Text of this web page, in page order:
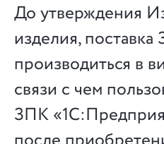
До утверждения
изделия,
производиться в
связи с чем
ЗПК